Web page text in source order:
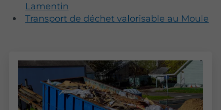
Lamentin
Transport de déchet valorisable au Moule